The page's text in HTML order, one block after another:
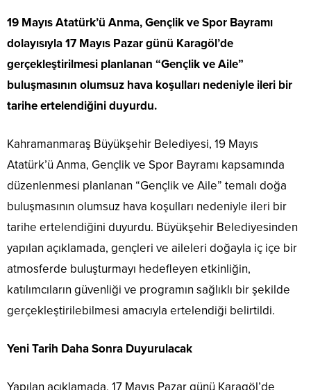
19 Mayıs Atatürk’ü Anma, Gençlik ve Spor Bayramı
dolayısıyla 17 Mayıs Pazar günü Karagöl’de
gerçekleştirilmesi planlanan “Gençlik ve Aile”
buluşmasının olumsuz hava koşulları nedeniyle ileri bir
tarihe ertelendiğini duyurdu.
Kahramanmaraş Büyükşehir Belediyesi, 19 Mayıs
Atatürk’ü Anma, Gençlik ve Spor Bayramı kapsamında
düzenlenmesi planlanan “Gençlik ve Aile” temalı doğa
buluşmasının olumsuz hava koşulları nedeniyle ileri bir
tarihe ertelendiğini duyurdu. Büyükşehir Belediyesinden
yapılan açıklamada, gençleri ve aileleri doğayla iç içe bir
atmosferde buluşturmayı hedefleyen etkinliğin,
katılımcıların güvenliği ve programın sağlıklı bir şekilde
gerçekleştirilebilmesi amacıyla ertelendiği belirtildi.
Yeni Tarih Daha Sonra Duyurulacak
Yapılan açıklamada, 17 Mayıs Pazar günü Karagöl’de